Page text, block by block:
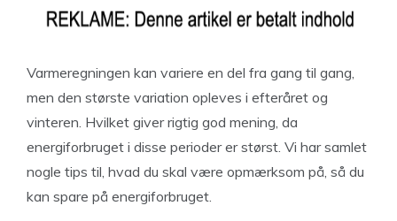
Varmeregningen kan variere en del fra gang til gang,
men den største variation opleves i efteråret og
vinteren. Hvilket giver rigtig god mening, da
energiforbruget i disse perioder er størst. Vi har samlet
nogle tips til, hvad du skal være opmærksom på, så du
kan spare på energiforbruget.